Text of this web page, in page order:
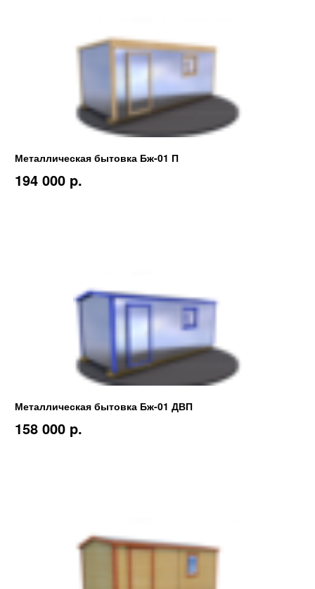
Металлическая бытовка Бж-01 П
194 000 p.
Металлическая бытовка Бж-01 ДВП
158 000 p.